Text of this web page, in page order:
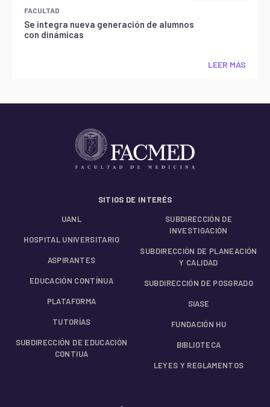
FACULTAD
Se integra nueva generación de alumnos
con dinámicas
LEER MÁS
SITIOS DE INTERÉS
UANL
HOSPITAL UNIVERSITARIO
ASPIRANTES
EDUCACIÓN CONTÍNUA
PLATAFORMA
TUTORÍAS
SUBDIRECCIÓN DE EDUCACIÓN
CONTIUA
SUBDIRECCIÓN DE
INVESTIGACIÓN
SUBDIRECCIÓN DE PLANEACIÓN
Y CALIDAD
SUBDIRECCIÓN DE POSGRADO
SIASE
FUNDACIÓN HU
BIBLIOTECA
LEYES Y REGLAMENTOS